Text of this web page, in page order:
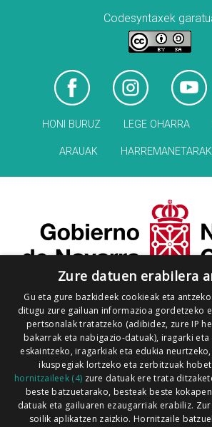
Codesyntaxek
HONI BURUZ LEGE OHARRA
ARAUAK
Zure datuen erabilera
Gu eta gure bazkideek cookieak eta
ditugu zure gailuan informazioa gordetzeko
pertsonalak tratatzeko (adibidez, zure IP
bakarrak eta nabigazio-datuak), iragarki
eskaintzeko, iragarkiak eta edukia
ikuspegiak lortzeko eta zerbitzuak
hornitzaileek (4) zure datuak ere trata
beste batzuetarako, besteak beste
datuak eta gailuaren ezaugarriak erabiliz.
soilik aplikatzen zaizkio. Hornitzaile